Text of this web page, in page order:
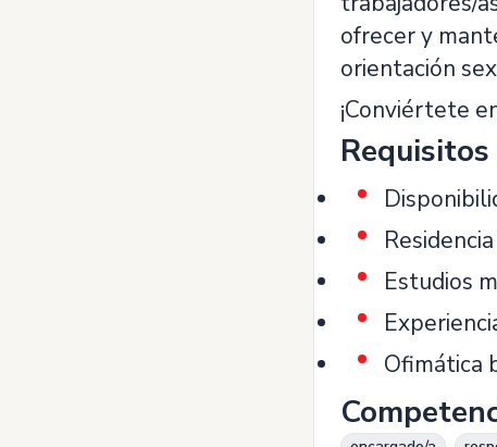
ofrecer y
orientación
¡Conviértete
Estudios
Ofimática